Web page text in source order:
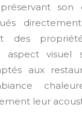
son
des
aspect visuel
aux
leur